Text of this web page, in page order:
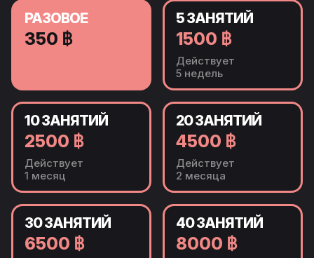
РАЗОВОЕ
350 ฿
5 ЗАНЯТИЙ
1500 ฿
Действует
5 недель
10 ЗАНЯТИЙ
2500 ฿
Действует
1 месяц
20 ЗАНЯТИЙ
4500 ฿
Действует
2 месяца
30 ЗАНЯТИЙ
6500 ฿
40 ЗАНЯТИЙ
8000 ฿